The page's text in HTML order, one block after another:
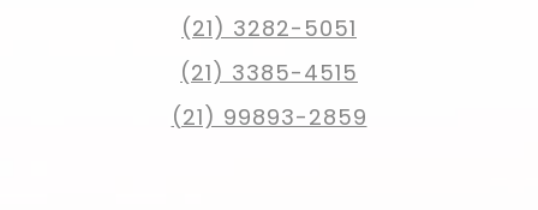
(21) 3282-5051
(21) 3385-4515
(21) 99893-2859